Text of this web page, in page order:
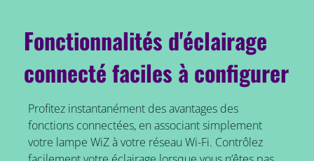
Fonctionnalités d'éclairage
connecté faciles à configurer
Profitez instantanément des avantages des
fonctions connectées, en associant simplement
votre lampe WiZ à votre réseau Wi-Fi. Contrôlez